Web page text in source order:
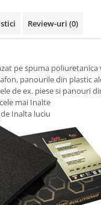
Review-uri (0)
pe spuma poliuretanica
panourile din plastic
de ex. piese si panouri
mai Inalte
Inalta luciu